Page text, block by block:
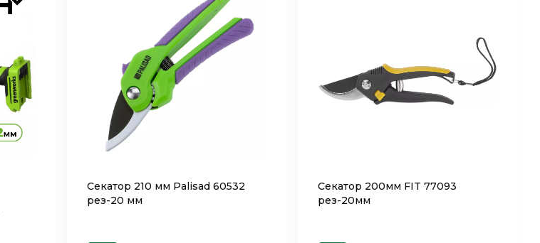
Секатор 210 мм Palisad 60532
рез-20 мм
Секатор 200мм FIT 77093
рез-20мм